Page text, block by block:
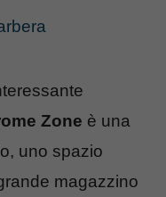
Zone è una
uno spazio
magazzino